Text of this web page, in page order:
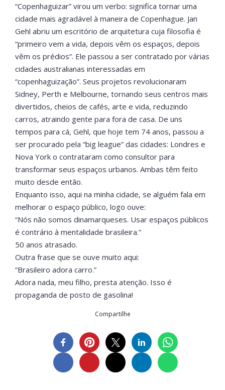
“Copenhaguizar” virou um verbo: significa tornar uma
cidade mais agradável à maneira de Copenhague. Jan
Gehl abriu um escritório de arquitetura cuja filosofia é
“primeiro vem a vida, depois vêm os espaços, depois
vêm os prédios”. Ele passou a ser contratado por várias
cidades australianas interessadas em
“copenhaguização”. Seus projetos revolucionaram
Sidney, Perth e Melbourne, tornando seus centros mais
divertidos, cheios de cafés, arte e vida, reduzindo
carros, atraindo gente para fora de casa. De uns
tempos para cá, Gehl, que hoje tem 74 anos, passou a
ser procurado pela “big league” das cidades: Londres e
Nova York o contrataram como consultor para
transformar seus espaços urbanos. Ambas têm feito
muito desde então.
Enquanto isso, aqui na minha cidade, se alguém fala em
melhorar o espaço público, logo ouve:
“Nós não somos dinamarqueses. Usar espaços públicos
é contrário à mentalidade brasileira.”
50 anos atrasado.
Outra frase que se ouve muito aqui:
“Brasileiro adora carro.”
Adora nada, meu filho, presta atenção. Isso é
propaganda de posto de gasolina!
Compartilhe